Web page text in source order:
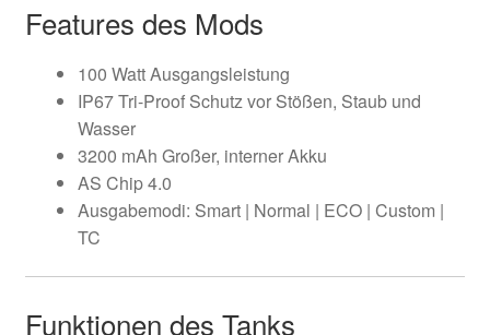
Features des Mods
100 Watt Ausgangsleistung
IP67 Tri-Proof Schutz vor Stößen, Staub und
Wasser
3200 mAh Großer, interner Akku
AS Chip 4.0
Ausgabemodi: Smart | Normal | ECO | Custom |
TC
Funktionen des Tanks